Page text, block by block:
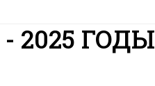
- 2025 ГОДЫ